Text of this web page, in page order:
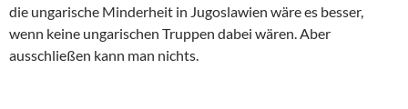
die ungarische Minderheit in Jugoslawien wäre es besser,
wenn keine ungarischen Truppen dabei wären. Aber
ausschließen kann man nichts.